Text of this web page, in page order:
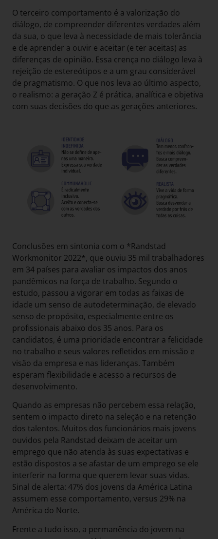
O terceiro comportamento é a valorização do
diálogo, de compreender diferentes verdades além
da sua, o que leva à necessidade de mais tolerância
e de aprender a ouvir e aceitar (e ter aceitas) as
diferenças de opinião. Essa crença no diálogo leva à
rejeição de estereótipos e a um grau considerável
de pragmatismo. O que nos leva ao último aspecto,
o realismo: a geração Z é prática, analítica e objetiva
com suas decisões do que as gerações anteriores.
Conclusões em sintonia com o *Randstad
Workmonitor 2022*, que ouviu 35 mil trabalhadores
em 34 países para avaliar os impactos dos anos
pandêmicos na força de trabalho. Segundo o
estudo, passou a vigorar em todas as faixas de
idade um senso de autodeterminação, de elevado
senso de propósito, especialmente entre os
profissionais abaixo dos 35 anos. Para os
candidatos, é uma prioridade encontrar a felicidade
no trabalho e seus valores refletidos em missão e
visão da empresa e nas lideranças. Também
esperam flexibilidade e acesso a recursos de
desenvolvimento.
Quando as empresas não percebem essa relação,
sentem o impacto direto na seleção e na retenção
dos talentos. Muitos dos funcionários mais jovens
ouvidos pela Randstad deixam de aceitar um
emprego que não atenda às suas expectativas e
estão dispostos a se afastar de um emprego se ele
interferir na forma que querem levar suas vidas.
Sinal de alerta: 47% dos jovens da América Latina
assumem esse comportamento, versus 29% na
América do Norte.
Frente a tudo isso, a permanência do jovem na